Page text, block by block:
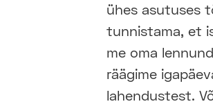
ühes asutuses
tunnistama, et
me oma
räägime
lahendustest.